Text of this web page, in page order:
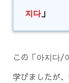
지다」
この「아지다/
学びましたが